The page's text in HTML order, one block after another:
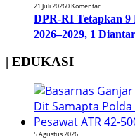
21 Juli 20260 Komentar
DPR-RI Tetapkan 9
2026–2029, 1
| EDUKASI
5 Agustus 2026